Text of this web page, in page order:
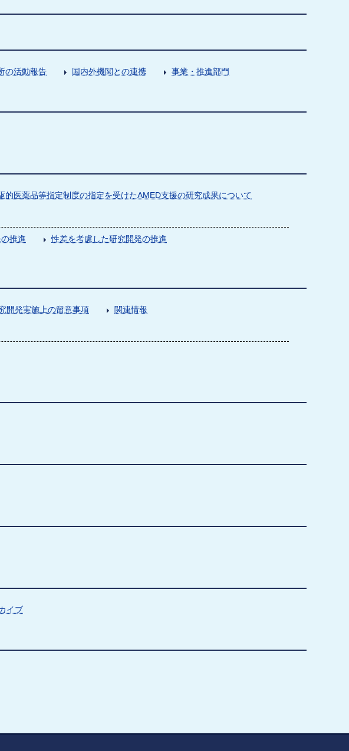
の活動報告 国内外機関との連携 事業・推進部門
的医薬品等指定制度の指定を受けたAMED支援の研究成果について
推進 性差を考慮した研究開発の推進
開発実施上の留意事項 関連情報
イブ